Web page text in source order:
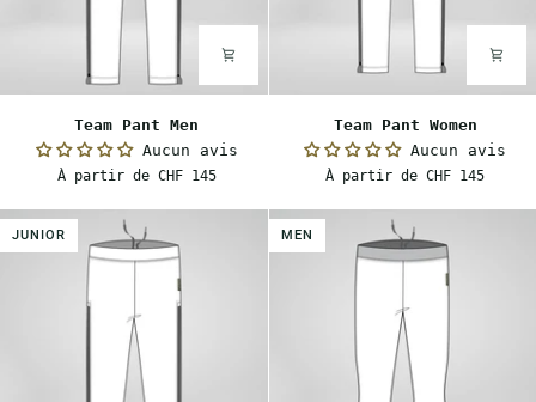
Pant
Men
Team Pant Men
Aucun avis
À partir de CHF 145
Pant
Women
Team Pant Women
Aucun avis
À partir de CHF 145
JUNIOR MEN